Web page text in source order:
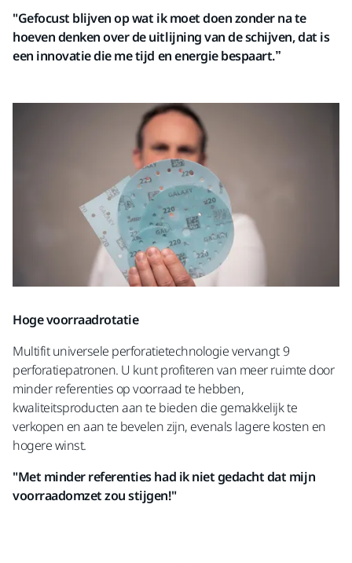
"Gefocust blijven op wat ik moet doen zonder na te
hoeven denken over de uitlijning van de schijven, dat is
een innovatie die me tijd en energie bespaart.”
Hoge voorraadrotatie
Multifit universele perforatietechnologie vervangt 9
perforatiepatronen. U kunt profiteren van meer ruimte door
minder referenties op voorraad te hebben,
kwaliteitsproducten aan te bieden die gemakkelijk te
verkopen en aan te bevelen zijn, evenals lagere kosten en
hogere winst.
"Met minder referenties had ik niet gedacht dat mijn
voorraadomzet zou stijgen!"